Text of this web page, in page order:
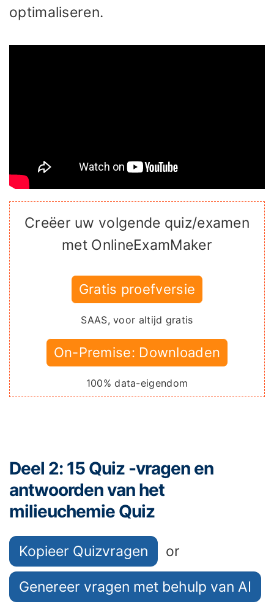
optimaliseren.
Creëer uw volgende quiz/examen
met OnlineExamMaker
Gratis proefversie
SAAS, voor altijd gratis
On-Premise: Downloaden
100% data-eigendom
Deel 2: 15 Quiz -vragen en
antwoorden van het
milieuchemie Quiz
Kopieer Quizvragen or
Genereer vragen met behulp van AI